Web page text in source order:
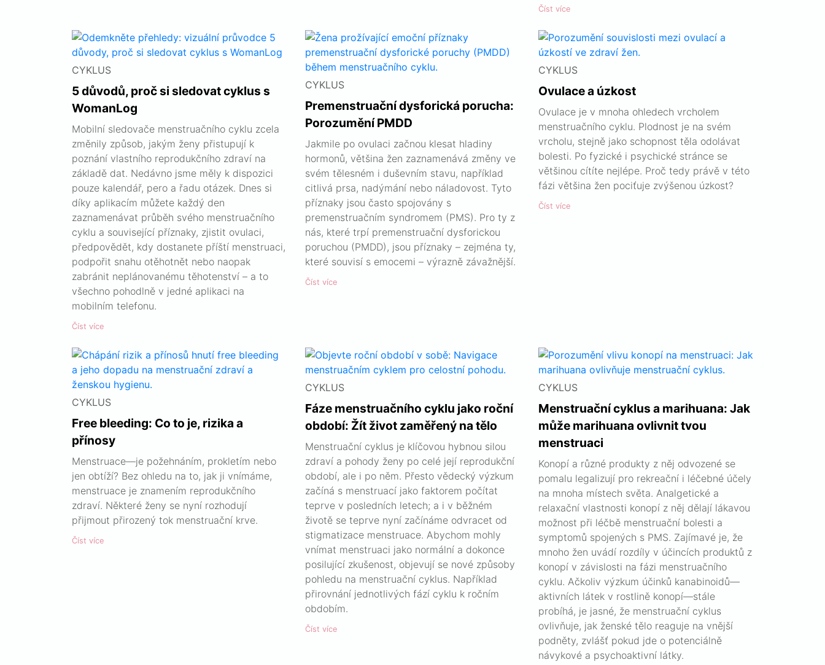
Číst více
CYKLUS
5 důvodů, proč si sledovat cyklus s
WomanLog
Mobilní sledovače menstruačního cyklu zcela
změnily způsob, jakým ženy přistupují k
poznání vlastního reprodukčního zdraví na
základě dat. Nedávno jsme měly k dispozici
pouze kalendář, pero a řadu otázek. Dnes si
díky aplikacím můžete každý den
zaznamenávat průběh svého menstruačního
cyklu a související příznaky, zjistit ovulaci,
předpovědět, kdy dostanete příští menstruaci,
podpořit snahu otěhotnět nebo naopak
zabránit neplánovanému těhotenství – a to
všechno pohodlně v jedné aplikaci na
mobilním telefonu.
Číst více
CYKLUS
Premenstruační dysforická porucha:
Porozumění PMDD
Jakmile po ovulaci začnou klesat hladiny
hormonů, většina žen zaznamenává změny ve
svém tělesném i duševním stavu, například
citlivá prsa, nadýmání nebo náladovost. Tyto
příznaky jsou často spojovány s
premenstruačním syndromem (PMS). Pro ty z
nás, které trpí premenstruační dysforickou
poruchou (PMDD), jsou příznaky – zejména ty,
které souvisí s emocemi – výrazně závažnější.
Číst více
CYKLUS
Ovulace a úzkost
Ovulace je v mnoha ohledech vrcholem
menstruačního cyklu. Plodnost je na svém
vrcholu, stejně jako schopnost těla odolávat
bolesti. Po fyzické i psychické stránce se
většinou cítíte nejlépe. Proč tedy právě v této
fázi většina žen pociťuje zvýšenou úzkost?
Číst více
CYKLUS
Free bleeding: Co to je, rizika a
přínosy
Menstruace—je požehnáním, prokletím nebo
jen obtíží? Bez ohledu na to, jak ji vnímáme,
menstruace je znamením reprodukčního
zdraví. Některé ženy se nyní rozhodují
přijmout přirozený tok menstruační krve.
Číst více
CYKLUS
Fáze menstruačního cyklu jako roční
období: Žít život zaměřený na tělo
Menstruační cyklus je klíčovou hybnou silou
zdraví a pohody ženy po celé její reprodukční
období, ale i po něm. Přesto vědecký výzkum
začíná s menstruací jako faktorem počítat
teprve v posledních letech; a i v běžném
životě se teprve nyní začínáme odvracet od
stigmatizace menstruace. Abychom mohly
vnímat menstruaci jako normální a dokonce
posilující zkušenost, objevují se nové způsoby
pohledu na menstruační cyklus. Například
přirovnání jednotlivých fází cyklu k ročním
obdobím.
Číst více
CYKLUS
Menstruační cyklus a marihuana: Jak
může marihuana ovlivnit tvou
menstruaci
Konopí a různé produkty z něj odvozené se
pomalu legalizují pro rekreační i léčebné účely
na mnoha místech světa. Analgetické a
relaxační vlastnosti konopí z něj dělají lákavou
možnost při léčbě menstruační bolesti a
symptomů spojených s PMS. Zajímavé je, že
mnoho žen uvádí rozdíly v účincích produktů z
konopí v závislosti na fázi menstruačního
cyklu. Ačkoliv výzkum účinků kanabinoidů—
aktivních látek v rostlině konopí—stále
probíhá, je jasné, že menstruační cyklus
ovlivňuje, jak ženské tělo reaguje na vnější
podněty, zvlášť pokud jde o potenciálně
návykové a psychoaktivní látky.